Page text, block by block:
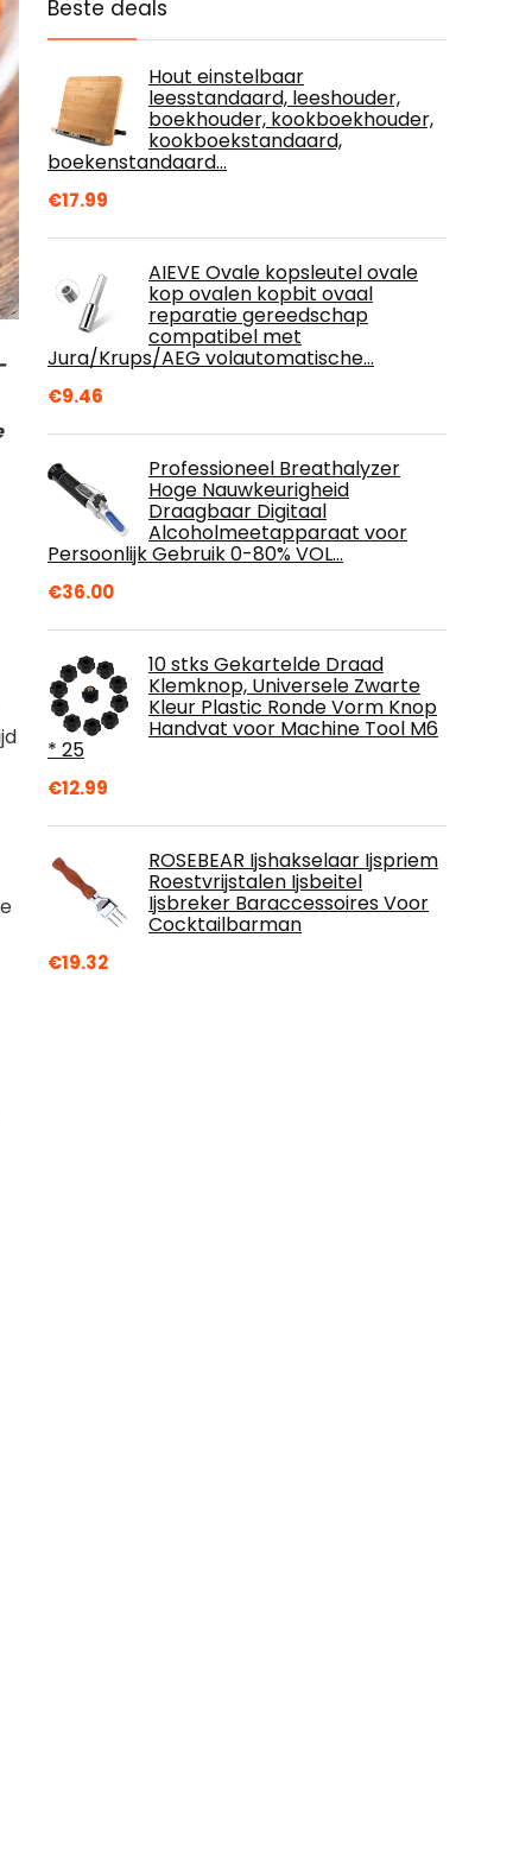
Beste deals
Hout einstelbaar
leesstandaard, leeshouder,
boekhouder, kookboekhouder,
kookboekstandaard,
boekenstandaard…
€17.99
AIEVE Ovale kopsleutel ovale
kop ovalen kopbit ovaal
reparatie gereedschap
compatibel met
Jura/Krups/AEG volautomatische…
€9.46
Professioneel Breathalyzer
Hoge Nauwkeurigheid
Draagbaar Digitaal
Alcoholmeetapparaat voor
Persoonlijk Gebruik 0-80% VOL…
€36.00
10 stks Gekartelde Draad
Klemknop, Universele Zwarte
Kleur Plastic Ronde Vorm Knop
Handvat voor Machine Tool M6
* 25
€12.99
ROSEBEAR Ijshakselaar Ijspriem
Roestvrijstalen Ijsbeitel
Ijsbreker Baraccessoires Voor
Cocktailbarman
€19.32